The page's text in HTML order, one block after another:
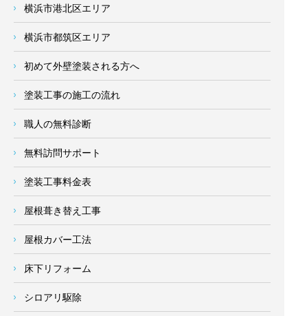
横浜市港北区エリア
横浜市都筑区エリア
初めて外壁塗装される方へ
塗装工事の施工の流れ
職人の無料診断
無料訪問サポート
塗装工事料金表
屋根葺き替え工事
屋根カバー工法
床下リフォーム
シロアリ駆除